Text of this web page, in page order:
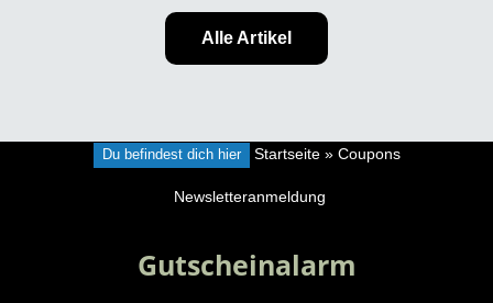
Alle Artikel
Du befindest dich hier Startseite» Coupons
Newsletteranmeldung
Gutscheinalarm